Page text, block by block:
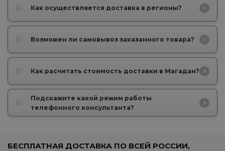
Как осуществляется доставка в регионы?
Возможен ли самовывоз заказанного товара?
Как расчитать стоимость доставки в Магадан?
Подскажите какой режим работы
телефонного консультанта?
БЕСПЛАТНАЯ ДОСТАВКА ПО ВСЕЙ РОССИИ,